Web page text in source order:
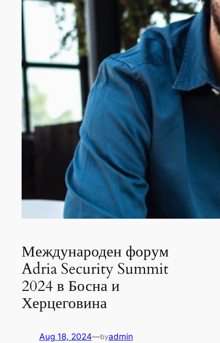
Международен форум
Adria Security Summit
2024 в Босна и
Херцеговина
Aug 18, 2024—byadmin